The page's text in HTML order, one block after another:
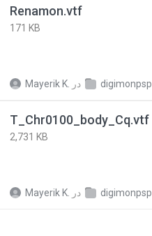
Renamon.vtf
171 KB
Mayerik K. در digimonpsp
T_Chr0100_body_Cq.vtf
2,731 KB
Mayerik K. در digimonpsp